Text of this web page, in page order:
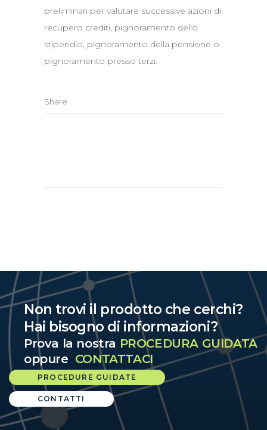
preliminari per valutare successive azioni di
recupero crediti, pignoramento dello
stipendio, pignoramento della pensione o
pignoramento presso terzi.
Share
Non trovi il prodotto che cerchi?
Hai bisogno di informazioni?
Prova la nostra PROCEDURA GUIDATA
oppure CONTATTACI
PROCEDURE GUIDATE
CONTATTI